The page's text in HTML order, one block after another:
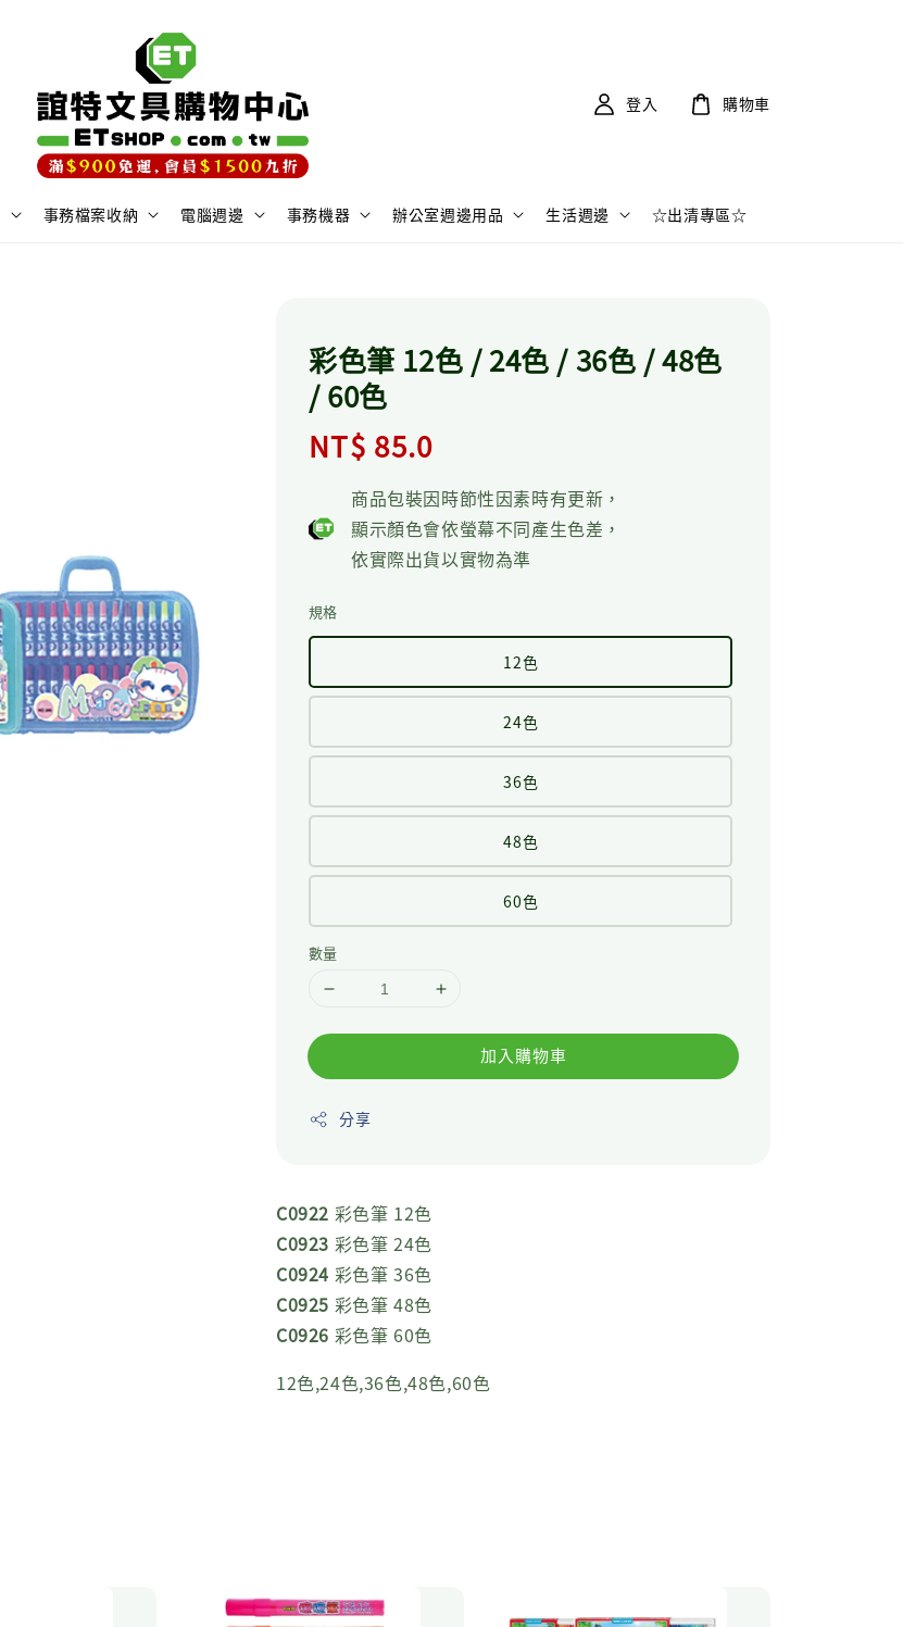
事務檔案收納 電腦週邊 事務機器 辦公室週邊用品 生活週邊 ☆出清專區☆
登入 購物車
彩色筆 12色 / 24色 / 36色 / 48色
/ 60色
Regular
price
NT$ 85.0
商品包裝因時節性因素時有更新，
顯示顏色會依螢幕不同產生色差，
依實際出貨以實物為準
規格
12色
24色
36色
48色
60色
數量
加入購物車
分享
C0922 彩色筆 12色
C0923 彩色筆 24色
C0924 彩色筆 36色
C0925 彩色筆 48色
C0926 彩色筆 60色
12色,24色,36色,48色,60色